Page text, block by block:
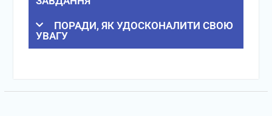
ПОРАДИ, ЯК УДОСКОНАЛИТИ СВОЮ
УВАГУ